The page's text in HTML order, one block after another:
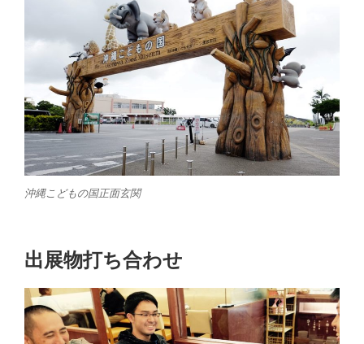
沖縄こどもの国正面玄関
出展物打ち合わせ